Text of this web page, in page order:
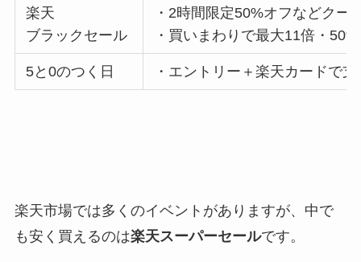
楽天
ブラックセール
・2時間限定50%オフなどクー
・買いまわりで最大11倍・
5と0のつく日 ・エントリー＋楽天カードで
楽天市場では多くのイベントがありますが、中で
も安く買えるのは楽天スーパーセールです。